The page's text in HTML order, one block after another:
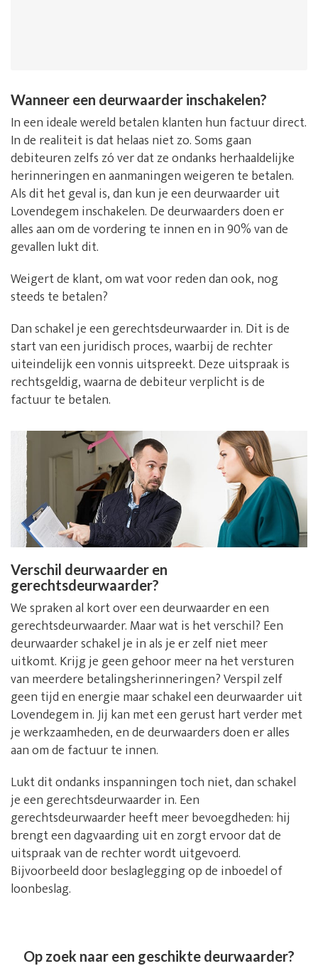
Wanneer een deurwaarder inschakelen?
In een ideale wereld betalen klanten hun factuur direct.
In de realiteit is dat helaas niet zo. Soms gaan
debiteuren zelfs zó ver dat ze ondanks herhaaldelijke
herinneringen en aanmaningen weigeren te betalen.
Als dit het geval is, dan kun je een deurwaarder uit
Lovendegem inschakelen. De deurwaarders doen er
alles aan om de vordering te innen en in 90% van de
gevallen lukt dit.
Weigert de klant, om wat voor reden dan ook, nog
steeds te betalen?
Dan schakel je een gerechtsdeurwaarder in. Dit is de
start van een juridisch proces, waarbij de rechter
uiteindelijk een vonnis uitspreekt. Deze uitspraak is
rechtsgeldig, waarna de debiteur verplicht is de
factuur te betalen.
Verschil deurwaarder en
gerechtsdeurwaarder?
We spraken al kort over een deurwaarder en een
gerechtsdeurwaarder. Maar wat is het verschil? Een
deurwaarder schakel je in als je er zelf niet meer
uitkomt. Krijg je geen gehoor meer na het versturen
van meerdere betalingsherinneringen? Verspil zelf
geen tijd en energie maar schakel een deurwaarder uit
Lovendegem in. Jij kan met een gerust hart verder met
je werkzaamheden, en de deurwaarders doen er alles
aan om de factuur te innen.
Lukt dit ondanks inspanningen toch niet, dan schakel
je een gerechtsdeurwaarder in. Een
gerechtsdeurwaarder heeft meer bevoegdheden: hij
brengt een dagvaarding uit en zorgt ervoor dat de
uitspraak van de rechter wordt uitgevoerd.
Bijvoorbeeld door beslaglegging op de inboedel of
loonbeslag.
Op zoek naar een geschikte deurwaarder?